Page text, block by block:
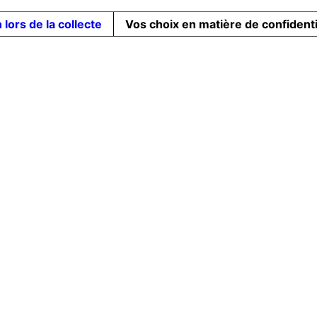
lors de la collecte Vos choix en matière de